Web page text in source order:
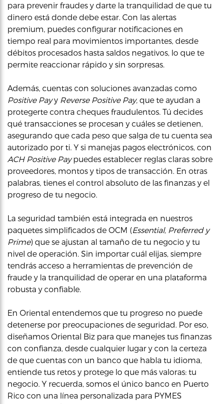
para prevenir fraudes y darte la tranquilidad de que tu
dinero está donde debe estar. Con las alertas
premium, puedes configurar notificaciones en
tiempo real para movimientos importantes, desde
débitos procesados hasta saldos negativos, lo que te
permite reaccionar rápido y sin sorpresas.
Además, cuentas con soluciones avanzadas como
Positive Payy Reverse Positive Pay, que te ayudan a
protegerte contra cheques fraudulentos. Tú decides
qué transacciones se procesan y cuáles se detienen,
asegurando que cada peso que salga de tu cuenta sea
autorizado por ti. Y si manejas pagos electrónicos, con
ACH Positive Paypuedes establecer reglas claras sobre
proveedores, montos y tipos de transacción. En otras
palabras, tienes el control absoluto de las finanzas y el
progreso de tu negocio.
La seguridad también está integrada en nuestros
paquetes simplificados de OCM (Essential, Preferred y
Prime) que se ajustan al tamaño de tu negocio y tu
nivel de operación. Sin importar cuál elijas, siempre
tendrás acceso a herramientas de prevención de
fraude y la tranquilidad de operar en una plataforma
robusta y confiable.
En Oriental entendemos que tu progreso no puede
detenerse por preocupaciones de seguridad. Por eso,
diseñamos Oriental Biz para que manejes tus finanzas
con confianza, desde cualquier lugar y con la certeza
de que cuentas con un banco que habla tu idioma,
entiende tus retos y protege lo que más valoras: tu
negocio. Y recuerda, somos el único banco en Puerto
Rico con una línea personalizada para PYMES